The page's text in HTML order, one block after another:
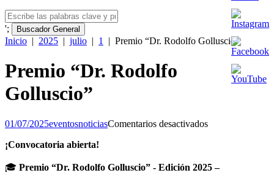
'; Buscador General
Inicio | 2025 | julio | 1 | Premio​ “Dr. Rodolfo Golluscio”
Premio​ “Dr. Rodolfo
Golluscio”
01/07/2025eventosnoticiasComentarios desactivadosen
Golluscio”
¡Convocatoria abierta!
🎓 Premio​ “Dr. Rodolfo Golluscio” ​- Edición 2025​ –